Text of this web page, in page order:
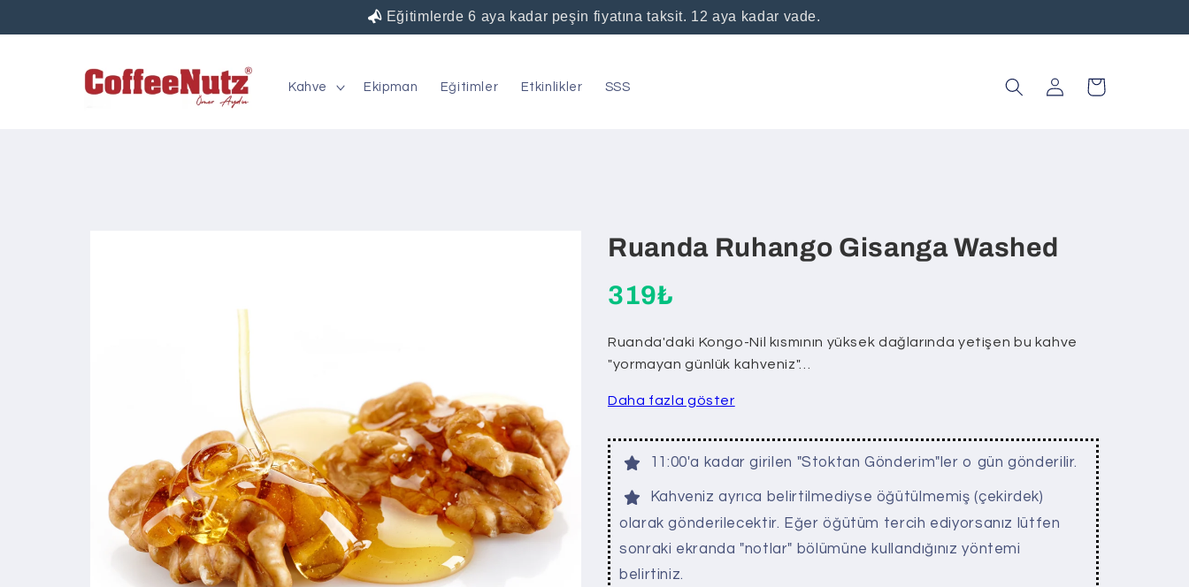
Eğitimlerde 6 aya kadar peşin fiyatına taksit. 12 aya kadar vade.
Kahve Ekipman Eğitimler Etkinlikler SSS
Oturum
Sepet
Ruanda Ruhango Gisanga Washed
319₺
Ruanda'daki Kongo-Nil kısmının yüksek dağlarında yetişen bu kahve
"yormayan günlük kahveniz"…
Daha fazla göster
11:00'a kadar girilen "Stoktan Gönderim"ler o gün gönderilir.
Kahveniz ayrıca belirtilmediyse öğütülmemiş (çekirdek)
olarak gönderilecektir. Eğer öğütüm tercih ediyorsanız lütfen
sonraki ekranda "notlar" bölümüne kullandığınız yöntemi
belirtiniz.